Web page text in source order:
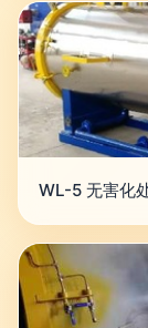
WL-5 无害化